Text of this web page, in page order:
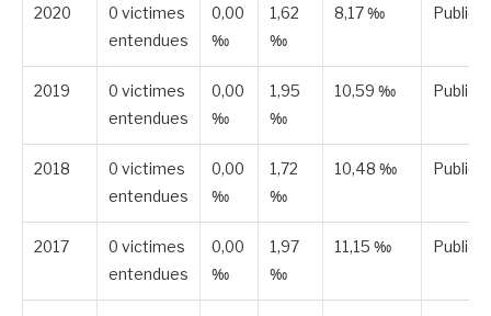
2020
0 victimes
entendues
0,00
‰
1,62
‰
8,17 ‰ Publiée
2019
0 victimes
entendues
0,00
‰
1,95
‰
10,59 ‰ Publiée
2018
0 victimes
entendues
0,00
‰
1,72
‰
10,48 ‰ Publiée
2017
0 victimes
entendues
0,00
‰
1,97
‰
11,15 ‰ Publiée